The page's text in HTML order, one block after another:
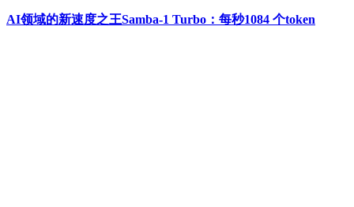
AI领域的新速度之王Samba-1 Turbo：每秒1084 个token